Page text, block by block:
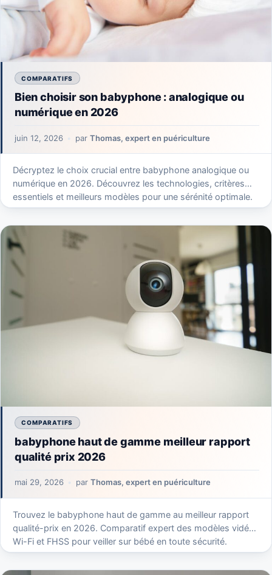
Bien choisir son babyphone : analogique ou
numérique en 2026
COMPARATIFS
juin 12, 2026 par Thomas, expert en puériculture
Décryptez le choix crucial entre babyphone analogique ou
numérique en 2026. Découvrez les technologies, critères
essentiels et meilleurs modèles pour une sérénité optimale.
babyphone haut de gamme meilleur rapport
qualité prix 2026
COMPARATIFS
mai 29, 2026 par Thomas, expert en puériculture
Trouvez le babyphone haut de gamme au meilleur rapport
qualité-prix en 2026. Comparatif expert des modèles vidéo,
Wi-Fi et FHSS pour veiller sur bébé en toute sécurité.